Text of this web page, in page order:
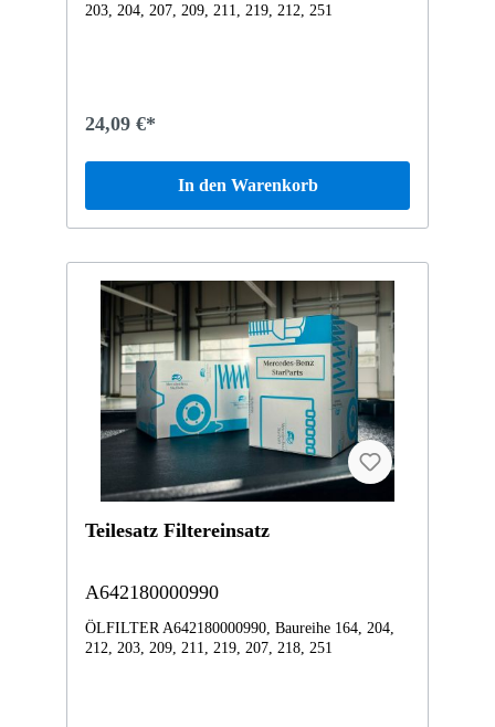
203, 204, 207, 209, 211, 219, 212, 251
24,09 €*
In den Warenkorb
Teilesatz Filtereinsatz
A642180000990
ÖLFILTER A642180000990, Baureihe 164, 204,
212, 203, 209, 211, 219, 207, 218, 251